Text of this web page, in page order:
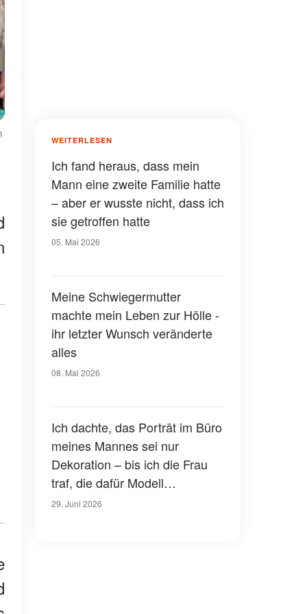
WEITERLESEN
Ich fand heraus, dass mein
Mann eine zweite Familie hatte
– aber er wusste nicht, dass ich
sie getroffen hatte
05. Mai 2026
Meine Schwiegermutter
machte mein Leben zur Hölle -
ihr letzter Wunsch veränderte
alles
08. Mai 2026
Ich dachte, das Porträt im Büro
meines Mannes sei nur
Dekoration – bis ich die Frau
traf, die dafür Modell
gestanden hatte
29. Juni 2026